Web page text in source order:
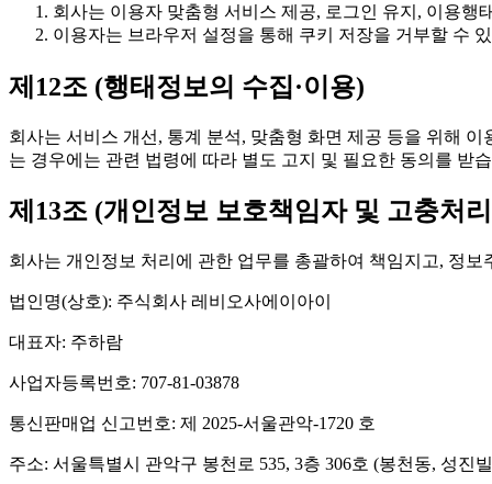
회사는 이용자 맞춤형 서비스 제공, 로그인 유지, 이용행
이용자는 브라우저 설정을 통해 쿠키 저장을 거부할 수
제12조 (행태정보의 수집·이용)
회사는 서비스 개선, 통계 분석, 맞춤형 화면 제공 등을 위해
는 경우에는 관련 법령에 따라 별도 고지 및 필요한 동의를 받
제13조 (개인정보 보호책임자 및 고충처
회사는 개인정보 처리에 관한 업무를 총괄하여 책임지고, 정
법인명(상호): 주식회사 레비오사에이아이
대표자: 주하람
사업자등록번호: 707-81-03878
통신판매업 신고번호: 제 2025-서울관악-1720 호
주소: 서울특별시 관악구 봉천로 535, 3층 306호 (봉천동, 성진